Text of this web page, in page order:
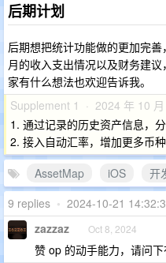
后期计划
后期想把统计功能做的更加完
月的收入支出情况以及财务建
家有什么想法也欢迎告诉我。
Supplement 1 · 2024 年 10 月
1. 通过记录的历史资产信息，
2. 接入自动汇率，增加更多币种
AssetMap
iOS
开
9 replies • 2024-10-21
zazzaz Oct 8, 2024
赞 op 的动手能力，请问